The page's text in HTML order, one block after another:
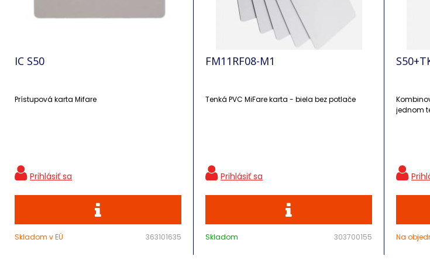
IC S50
Prístupová karta Mifare
Skladom v EÚ 363101635
FM11RF08-M1
Tenká PVC MiFare karta - biela bez potlače
Skladom 303700155
jednom
Na